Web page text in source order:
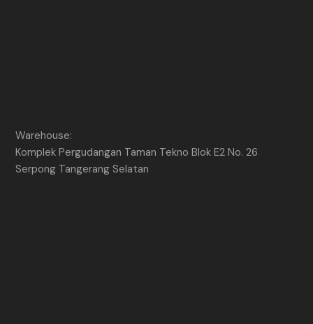
Warehouse:
Komplek Pergudangan Taman Tekno Blok E2 No. 26
Serpong Tangerang Selatan